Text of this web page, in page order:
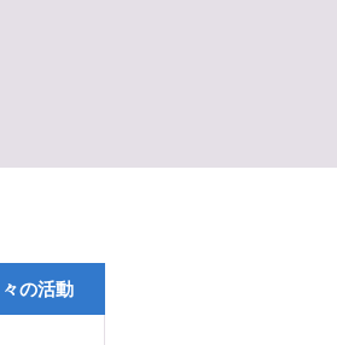
日々の活動